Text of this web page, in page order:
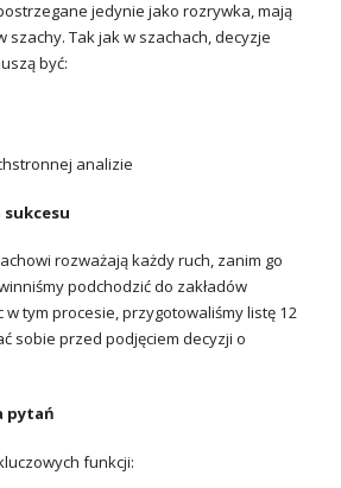
jedynie jako rozrywka, mają
szachy. Tak jak w szachach, decyzje
być:
analizie
rozważają każdy ruch, zanim go
podchodzić do zakładów
w tym procesie, przygotowaliśmy listę 12
sobie przed podjęciem decyzji o
pytań
funkcji: